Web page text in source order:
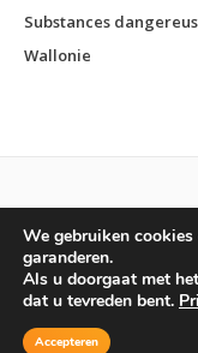
Substances
Wallonie
Sentier du train n°1,
+32 (0)10/88 10 29 •
We gebruiken
garanderen.
Als u doorgaat met
dat u tevreden bent.
Accepteren